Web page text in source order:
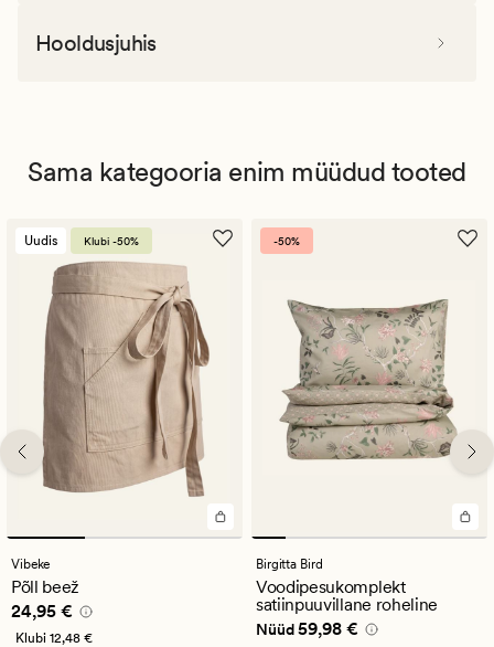
Hooldusjuhis
Sama kategooria enim müüdud tooted
Uudis Klubi -50%
Vibeke
Põll beež
Pris_ee 24,95 €
24,95 €
Klubi 12,48 €
-50%
Birgitta Bird
Voodipesukomplekt
satiinpuuvillane roheline
Nåværende pris_ee
Nüüd59,98 €